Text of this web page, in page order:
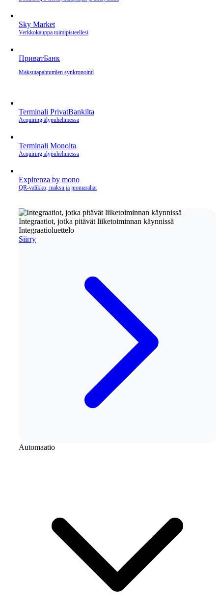
Sky Market
Verkkokauppa toimipisteellesi
ПриватБанк
Maksutapahtumien synkronointi
Terminali PrivatBankilta
Acquiring älypuhelimessa
Terminali Monolta
Acquiring älypuhelimessa
Expirenza by mono
QR‑valikko, maksu ja juomarahat
Integraatiot, jotka pitävät liiketoiminnan käynnissä
Integraatioluettelo
Siirry
Automaatio